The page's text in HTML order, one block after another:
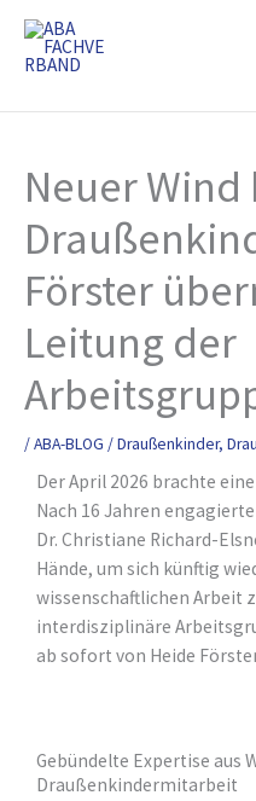
Inhalt
springen
Neuer Wind
Förster
Leitung der
/ABA-BLOG /Draußenkinder,
Der April 2026 brachte
Nach 16 Jahren
Dr. Christiane Richard-
Hände, um sich künftig
wissenschaftlichen Arbeit
interdisziplinäre
ab sofort von Heide
Gebündelte Expertise aus
Draußenkindermitarbeit